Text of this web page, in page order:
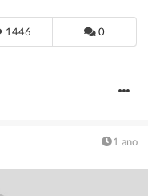
1446 0
1 ano